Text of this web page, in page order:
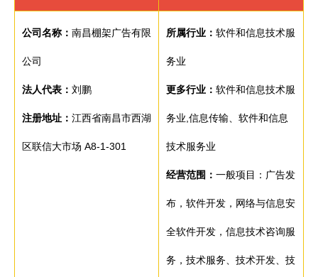
公司名称： 南昌棚架广告有限
公司
法人代表： 刘鹏
注册地址： 江西省南昌市西湖
区联信大市场 A8-1-301
所属行业： 软件和信息技术服
务业
更多行业： 软件和信息技术服
务业,信息传输、软件和信息
技术服务业
经营范围： 一般项目：广告发
布，软件开发，网络与信息安
全软件开发，信息技术咨询服
务，技术服务、技术开发、技